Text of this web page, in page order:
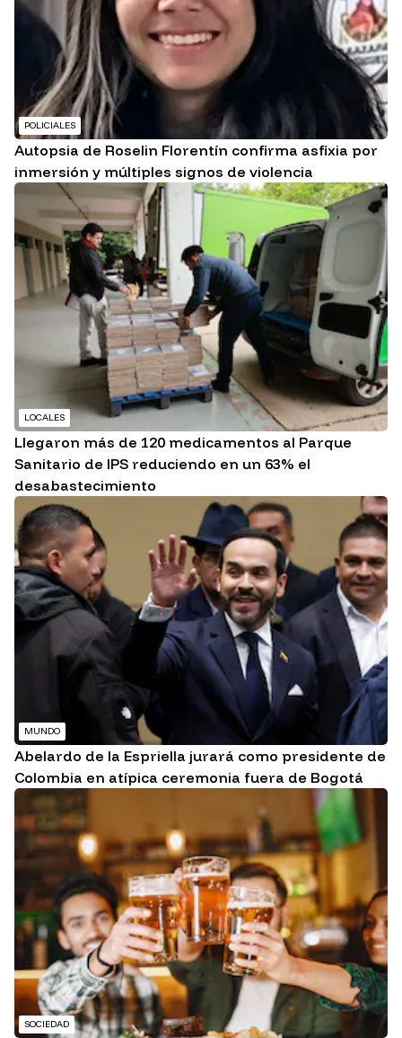
POLICIALES
Autopsia de Roselin Florentín confirma asfixia por
inmersión y múltiples signos de violencia
LOCALES
Llegaron más de 120 medicamentos al Parque
Sanitario de IPS reduciendo en un 63% el
desabastecimiento
MUNDO
Abelardo de la Espriella jurará como presidente de
Colombia en atípica ceremonia fuera de Bogotá
SOCIEDAD